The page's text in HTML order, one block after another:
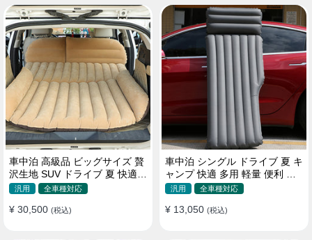
車中泊 高級品 ビッグサイズ 贅
沢生地 SUV ドライブ 夏 快適
キャンプ 旅行 収納便利 エアー
汎用 全車種対応
¥ 30,500 (税込)
車中泊 シングル ドライブ 夏 キ
ャンプ 快適 多用 軽量 便利 省
スペース 旅行 エアーベッド
汎用 全車種対応
¥ 13,050 (税込)